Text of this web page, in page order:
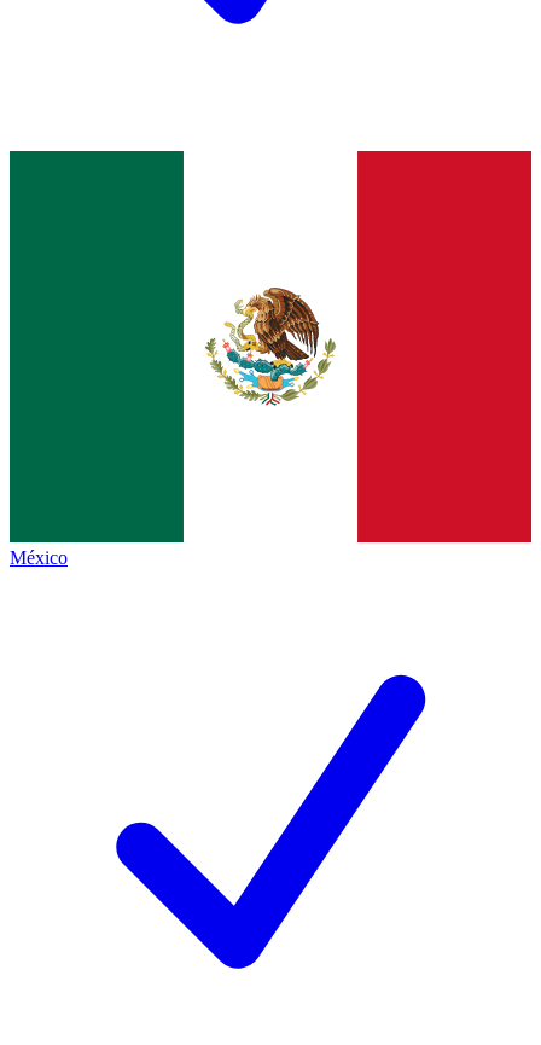
México